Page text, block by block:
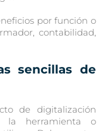
por función o
contabilidad,
sencillas de
de digitalización
la herramienta o